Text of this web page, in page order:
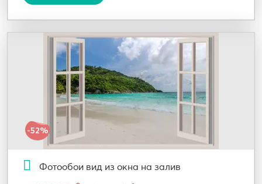
-52%
Фотообои вид из окна на залив